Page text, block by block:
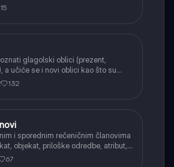
15
glagolski oblici (prezent,
a učiće se i novi oblici kao što su
pluskvamperfekat, futur II, kao i
pridevi.
132
i sporednim rečeničnim članovima
objekat, priloške odredbe, atribut,
funkciji.
67